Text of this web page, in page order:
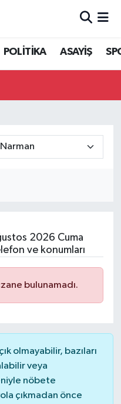
POLİTİKA ASAYİŞ
2026 Cuma
ve konumları
bulunamadı.
olmayabilir, bazıları
veya
nöbete
çıkmadan önce